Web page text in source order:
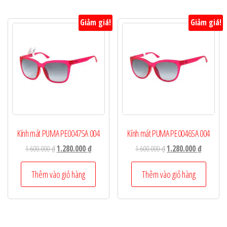
Giảm giá!
Kính mát PUMA PE0047SA 004
1.600.000₫Giá
gốc
là:
1.600.000 ₫.
1.280.000₫Giá
hiện
là:
1.280.000 ₫.
Thêm vào giỏ hàng
Giảm giá!
Kính mát PUMA PE0046SA 004
1.600.000₫Giá
gốc
là:
1.600.000 ₫.
1.280.000₫Giá
hiện
là:
Thêm vào giỏ hàng